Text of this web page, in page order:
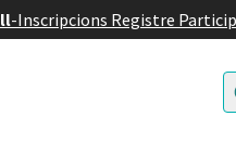
-Inscripcions Registre